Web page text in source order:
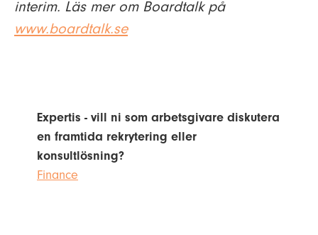
interim. Läs mer om Boardtalk på
www.boardtalk.se
Expertis - vill ni som arbetsgivare diskutera
en framtida rekrytering eller
konsultlösning?
Finance